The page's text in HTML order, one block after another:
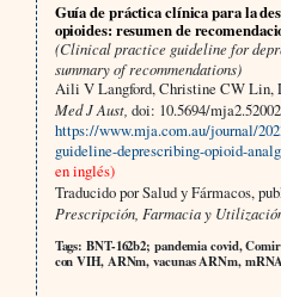
Guía de práctica clínica para la
opioides: resumen de
(Clinical practice guideline for
summary of recommendations)
Aili V Langford, Christine CW Lin,
Med J Aust, doi: 10.5694/mja2.52002
https://www.mja.com.au/journal/
guideline-deprescribing-opioid-
en inglés)
Traducido por Salud y Fármacos,
Prescripción, Farmacia y
Tags: BNT-162b2; pandemia covid,
con VIH, ARNm, vacunas ARNm,